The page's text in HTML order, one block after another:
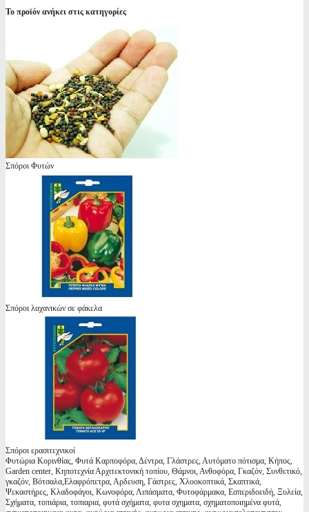
Το προϊόν ανήκει στις κατηγορίες
Σπόροι Φυτών
Σπόροι λαχανικών σε φάκελα
Σπόροι ερασιτεχνικοί
Φυτώρια Κορινθίας, Φυτά Καρποφόρα, Δέντρα, Γλάστρες, Αυτόματο πότισμα, Κήπος,
Garden center, Κηποτεχνία Αρχιτεκτονική τοπίου, Θάμνοι, Ανθοφόρα, Γκαζόν, Συνθετικό,
γκαζόν, Βότσαλα,Ελαφρόπετρα, Αρδευση, Γάστρες, Χλοοκοπτικά, Σκαπτικά,
Ψεκαστήρες, Κλαδοφάγοι, Κωνοφόρα, Λιπάσματα, Φυτοφάρμακα, Εσπεριδοειδή, Ξυλεία,
Σχήματα, τοπιάρια, τοπιαρια, φυτά σχήματα, φυτα σχηματα, σχηματοποιημένα φυτά,